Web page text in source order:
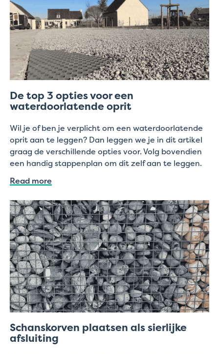
De top 3 opties voor een
waterdoorlatende oprit
Wil je of ben je verplicht om een waterdoorlatende
oprit aan te leggen? Dan leggen we je in dit artikel
graag de verschillende opties voor. Volg bovendien
een handig stappenplan om dit zelf aan te leggen.
Read more
Schanskorven plaatsen als sierlijke
afsluiting